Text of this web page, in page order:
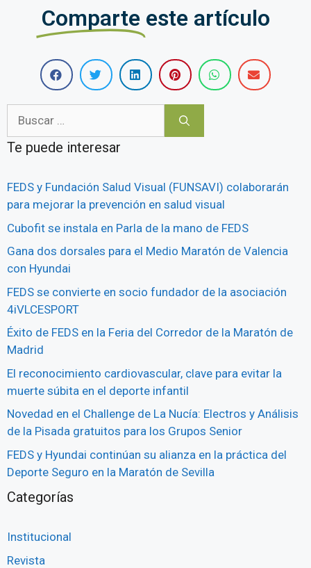
Comparte este artículo
Te puede interesar
FEDS y Fundación Salud Visual (FUNSAVI) colaborarán
para mejorar la prevención en salud visual
Cubofit se instala en Parla de la mano de FEDS
Gana dos dorsales para el Medio Maratón de Valencia
con Hyundai
FEDS se convierte en socio fundador de la asociación
4iVLCESPORT
Éxito de FEDS en la Feria del Corredor de la Maratón de
Madrid
El reconocimiento cardiovascular, clave para evitar la
muerte súbita en el deporte infantil
Novedad en el Challenge de La Nucía: Electros y Análisis
de la Pisada gratuitos para los Grupos Senior
FEDS y Hyundai continúan su alianza en la práctica del
Deporte Seguro en la Maratón de Sevilla
Categorías
Institucional
Revista